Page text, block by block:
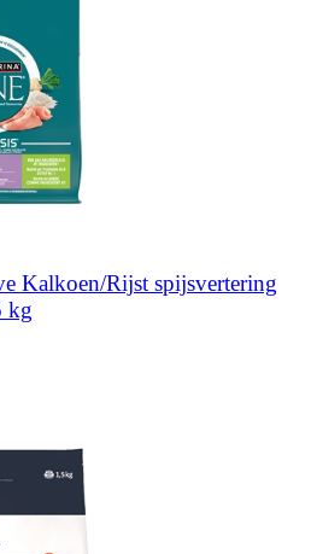
Kalkoen/Rijst spijsvertering
kg